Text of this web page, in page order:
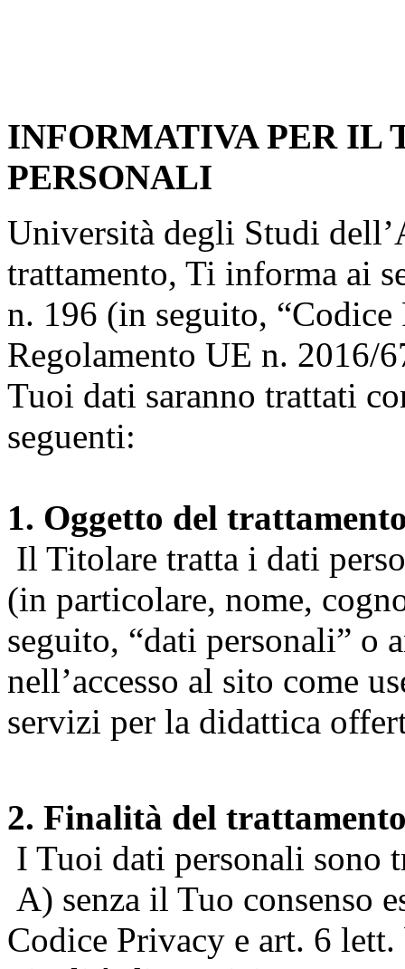
INFORMATIVA PER IL
PERSONALI
Università degli Studi
trattamento, Ti informa ai
n. 196 (in seguito, “Codice
Regolamento UE n. 2016/
Tuoi dati saranno trattati
seguenti:
1. Oggetto del
Il Titolare tratta i dati
(in particolare, nome,
seguito, “dati personali” o
nell’accesso al sito come
servizi per la didattica
2. Finalità del
I Tuoi dati personali sono
A) senza il Tuo consenso
Codice Privacy e art. 6